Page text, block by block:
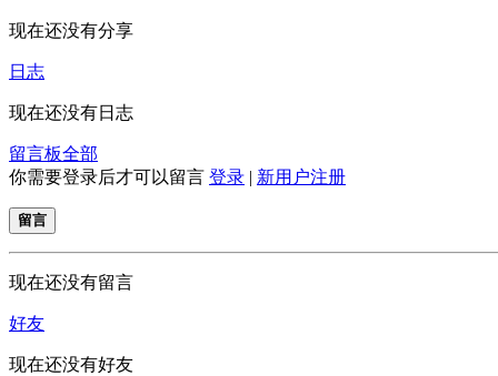
现在还没有分享
日志
现在还没有日志
留言板全部
你需要登录后才可以留言 登录 | 新用户注册
留言
现在还没有留言
好友
现在还没有好友